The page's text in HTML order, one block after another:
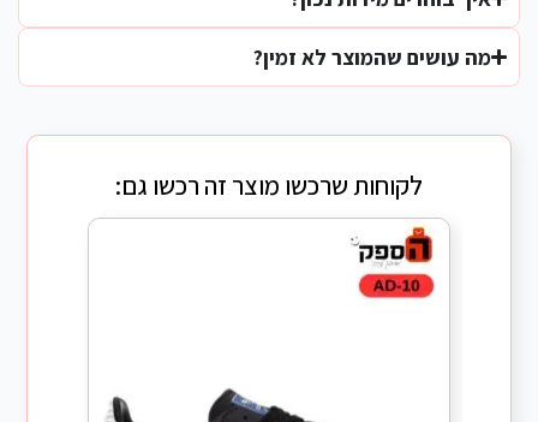
מה עושים שהמוצר לא זמין?
לקוחות שרכשו מוצר זה רכשו גם: